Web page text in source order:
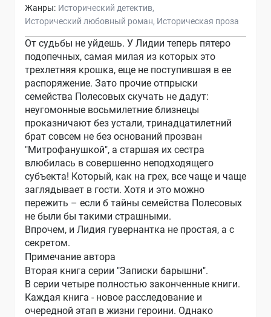
Жанры: Исторический детектив
Исторический любовный роман Историческая проза
От судьбы не уйдешь. У Лидии теперь пятеро
подопечных, самая милая из которых это
трехлетняя крошка, еще не поступившая в ее
распоряжение. Зато прочие отпрыски
семейства Полесовых скучать не дадут:
неугомонные восьмилетние близнецы
проказничают без устали, тринадцатилетний
брат совсем не без оснований прозван
"Митрофанушкой", а старшая их сестра
влюбилась в совершенно неподходящего
субъекта! Который, как на грех, все чаще и чаще
заглядывает в гости. Хотя и это можно
пережить – если б тайны семейства Полесовых
не были бы такими страшными.
Впрочем, и Лидия гувернантка не простая, а с
секретом.
Примечание автора
Вторая книга серии "Записки барышни".
В серии четыре полностью законченные книги.
Каждая книга - новое расследование и
очередной этап в жизни героини. Однако